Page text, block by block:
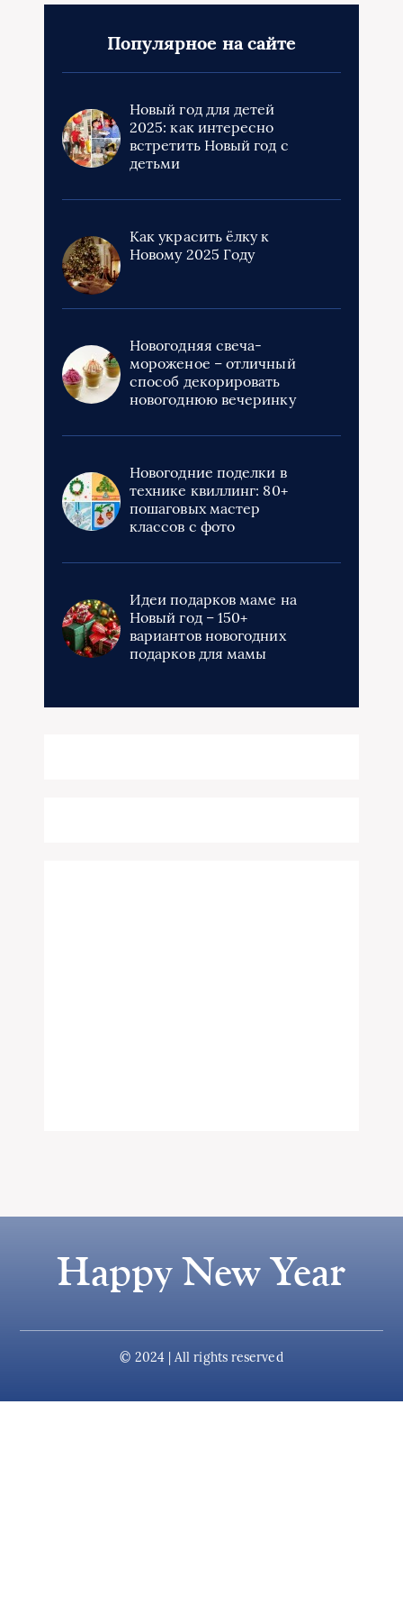
Популярное на сайте
Новый год для детей
2025: как интересно
встретить Новый год с
детьми
Как украсить ёлку к
Новому 2025 Году
Новогодняя свеча-
мороженое – отличный
способ декорировать
новогоднюю вечеринку
Новогодние поделки в
технике квиллинг: 80+
пошаговых мастер
классов с фото
Идеи подарков маме на
Новый год – 150+
вариантов новогодних
подарков для мамы
Happy New Year
© 2024 | All rights reserved